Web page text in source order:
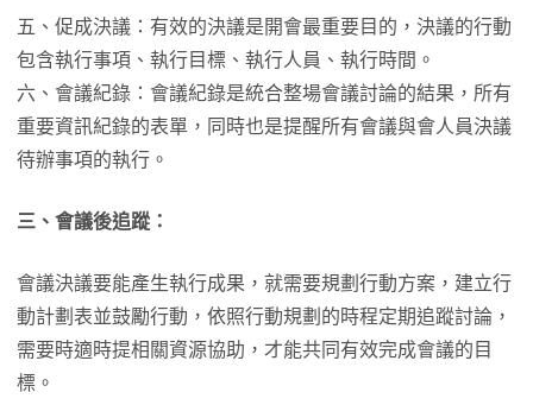
五、促成決議：有效的決議是開會最重要目的，決議的行動
包含執行事項、執行目標、執行人員、執行時間。
六、會議紀錄：會議紀錄是統合整場會議討論的結果，所有
重要資訊紀錄的表單，同時也是提醒所有會議與會人員決議
待辦事項的執行。
三、會議後追蹤：
會議決議要能產生執行成果，就需要規劃行動方案，建立行
動計劃表並鼓勵行動，依照行動規劃的時程定期追蹤討論，
需要時適時提相關資源協助，才能共同有效完成會議的目
標。